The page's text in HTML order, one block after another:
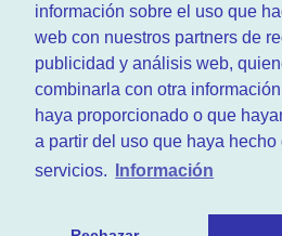
información sobre el uso que
web con nuestros partners de
publicidad y análisis web,
combinarla con otra
haya proporcionado o que
a partir del uso que haya hecho
servicios.
Información
¿Quienes somos?
Quieres saber quien
nuestrasección de contacto
aviso legal
. Basicamente
nadie.